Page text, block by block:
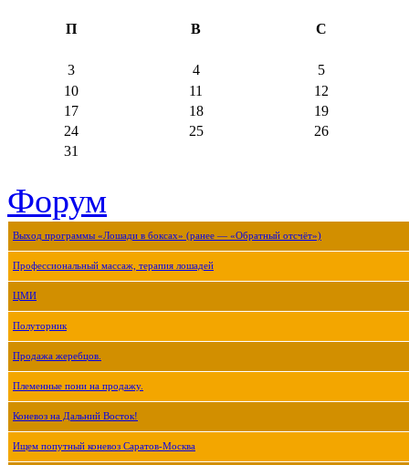
П В С
3 4
5
10
11
12
17
18
19
24
25
26
31
Форум
Выход программы «Лошади в боксах» (ранее — «Обратный отсчёт»)
Профессиональный массаж, терапия лошадей
ЦМИ
Полуторник
Продажа жеребцов.
Племенные пони на продажу.
Коневоз на Дальний Восток!
Ищем попутный коневоз Саратов-Москва